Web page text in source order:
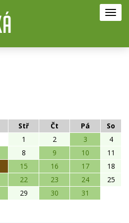
Stř Čt Pá
So
1
2 3
4
8 9 10
11
15 16 17
18
22 23 24
25
29 30 31